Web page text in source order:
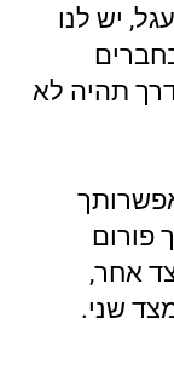
יש לנו
תהיה לא
פורום
אחר,
שני.